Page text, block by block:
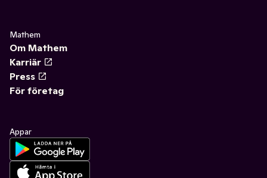
Mathem
Om Mathem
Karriär
Press
För företag
Appar